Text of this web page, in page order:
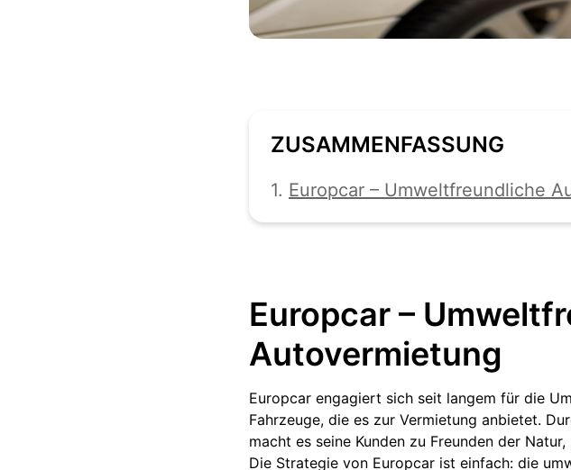
ZUSAMMENFASSUNG
1. Europcar – Umweltfreundliche
Europcar –
Autovermietung
Europcar engagiert sich seit langem für die
Fahrzeuge, die es zur Vermietung anbietet.
macht es seine Kunden zu Freunden der
Die Strategie von Europcar ist einfach: die